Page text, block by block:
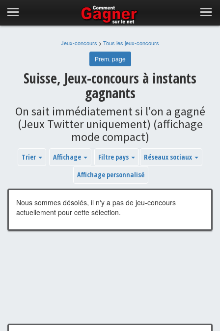
Jeux-concours > Tous les jeux-concours
Prem. page
Suisse, Jeux-concours à instants
gagnants
On sait immédiatement si l'on a gagné
(Jeux Twitter uniquement) (affichage
mode compact)
Trier Affichage Filtre pays
Réseaux sociaux
Affichage personnalisé
Nous sommes désolés, il n'y a pas de jeu-concours
actuellement pour cette sélection.